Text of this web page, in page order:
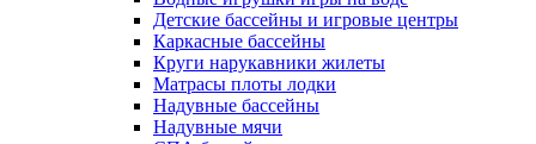
Детские бассейны и игровые центры
Каркасные бассейны
Круги нарукавники жилеты
Матрасы плоты лодки
Надувные бассейны
Надувные мячи